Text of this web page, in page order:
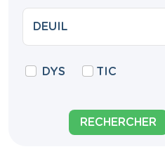
DYS TIC
RECHERCHER